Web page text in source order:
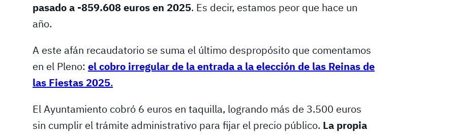
pasado a -859.608 euros en 2025. Es decir, estamos peor que hace un
año.
A este afán recaudatorio se suma el último despropósito que comentamos
en el Pleno: el cobro irregular de la entrada a la elección de las Reinas de
las Fiestas 2025.
El Ayuntamiento cobró 6 euros en taquilla, logrando más de 3.500 euros
sin cumplir el trámite administrativo para fijar el precio público. La propia